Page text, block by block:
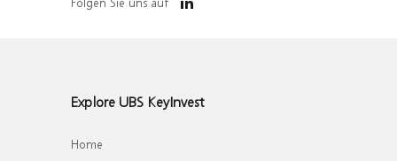
Explore UBS KeyInvest
Home